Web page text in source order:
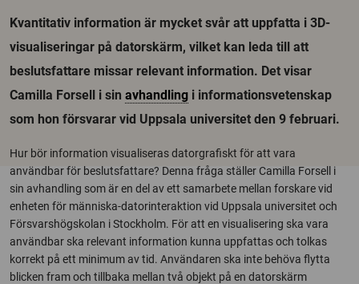
Kvantitativ information är mycket svår att uppfatta i 3D-
visualiseringar på datorskärm, vilket kan leda till att
beslutsfattare missar relevant information. Det visar
Camilla Forsell i sin avhandling i informationsvetenskap
som hon försvarar vid Uppsala universitet den 9 februari.
Hur bör information visualiseras datorgrafiskt för att vara
användbar för beslutsfattare? Denna fråga ställer Camilla Forsell i
sin avhandling som är en del av ett samarbete mellan forskare vid
enheten för människa-datorinteraktion vid Uppsala universitet och
Försvarshögskolan i Stockholm. För att en visualisering ska vara
användbar ska relevant information kunna uppfattas och tolkas
korrekt på ett minimum av tid. Användaren ska inte behöva flytta
blicken fram och tillbaka mellan två objekt på en datorskärm